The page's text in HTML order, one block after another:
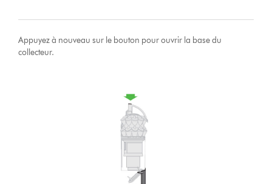
Appuyez à nouveau sur le bouton pour ouvrir la base du
collecteur.